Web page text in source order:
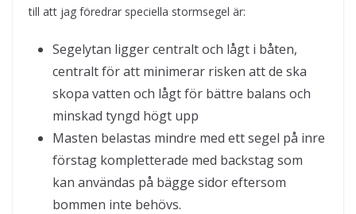
till att jag föredrar speciella stormsegel är:
Segelytan ligger centralt och lågt i båten,
centralt för att minimerar risken att de ska
skopa vatten och lågt för bättre balans och
minskad tyngd högt upp
Masten belastas mindre med ett segel på inre
förstag kompletterade med backstag som
kan användas på bägge sidor eftersom
bommen inte behövs.